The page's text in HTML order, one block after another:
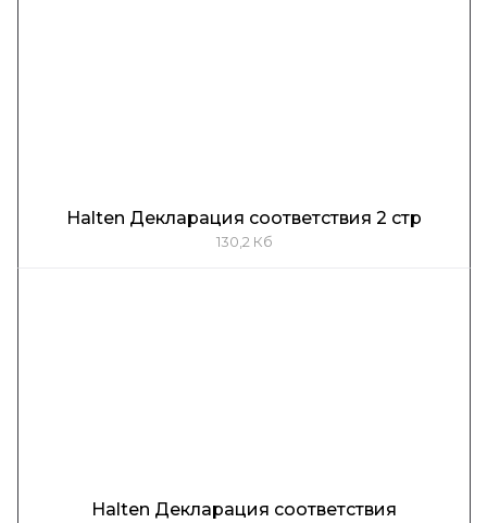
Halten Декларация соответствия 2 стр
130,2 Кб
Halten Декларация соответствия